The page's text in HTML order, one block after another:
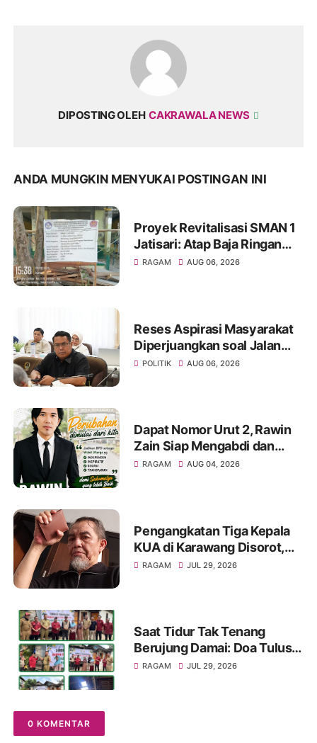
DIPOSTING OLEH CAKRAWALA NEWS
ANDA MUNGKIN MENYUKAI POSTINGAN INI
Proyek Revitalisasi SMAN 1
Jatisari: Atap Baja Ringan
Campur Paku & Dynabold,
RAGAM AUG 06, 2026
Reses Aspirasi Masyarakat
Diperjuangkan soal Jalan
Pangala-Baruppu Rusak
POLITIK AUG 06, 2026
Dapat Nomor Urut 2, Rawin
Zain Siap Mengabdi dan
Perjuangkan Aspirasi Warga
RAGAM AUG 04, 2026
Pengangkatan Tiga Kepala
KUA di Karawang Disorot,
KMG Singgung Dugaan Jual
RAGAM JUL 29, 2026
Saat Tidur Tak Tenang
Berujung Damai: Doa Tulus
MC-JK untuk Ibu Rusdiana
RAGAM JUL 29, 2026
0 KOMENTAR